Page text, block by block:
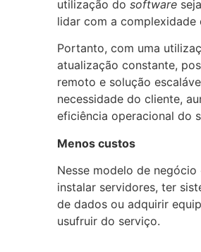
utilização do software
lidar com a
Portanto, com uma
atualização constante,
remoto e solução
necessidade do cliente,
eficiência operacional do
Menos custos
Nesse modelo de
instalar servidores, ter
de dados ou adquirir
usufruir do serviço.